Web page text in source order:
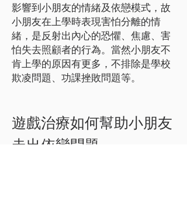
影響到小朋友的情緒及依戀模式，故
小朋友在上學時表現害怕分離的情
緒，是反射出內心的恐懼、焦慮、害
怕失去照顧者的行為。當然小朋友不
肯上學的原因有更多，不排除是學校
欺凌問題、功課挫敗問題等。
遊戲治療如何幫助小朋友
走出依戀問題